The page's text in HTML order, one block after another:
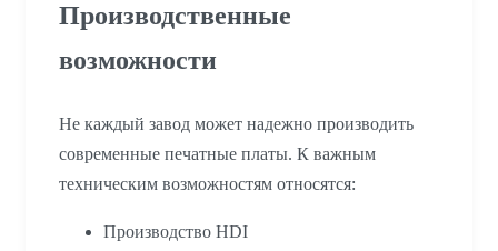
Производственные
возможности
Не каждый завод может надежно производить
современные печатные платы. К важным
техническим возможностям относятся:
Производство HDI